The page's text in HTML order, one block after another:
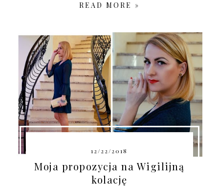
READ MORE »
12/22/2018
Moja propozycja na Wigilijną
kolację